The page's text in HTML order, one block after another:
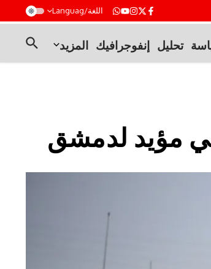
اللغة/Languag
تحليل إنفوجرافيك المزيد
مؤيد لدمشق